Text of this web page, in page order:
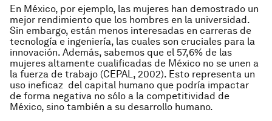
En México, por ejemplo, las mujeres han demostrado un
mejor rendimiento que los hombres en la universidad.
Sin embargo, están menos interesadas en carreras de
tecnología e ingeniería, las cuales son cruciales para la
innovación. Además, sabemos que el 57,6% de las
mujeres altamente cualificadas de México no se unen a
la fuerza de trabajo (CEPAL, 2002). Esto representa un
uso ineficaz del capital humano que podría impactar
de forma negativa no sólo a la competitividad de
México, sino también a su desarrollo humano.